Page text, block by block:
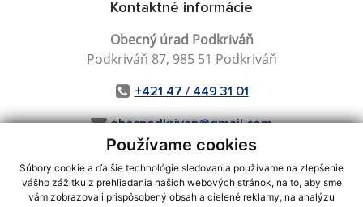
Používame cookies
Súbory cookie a ďalšie technológie sledovania používame na zlepšenie
vášho zážitku z prehliadania našich webových stránok, na to, aby sme
vám zobrazovali prispôsobený obsah a cielené reklamy, na analýzu
Kontaktné informácie
Obecný úrad Podkriváň
Podkriváň 87, 985 51 Podkriváň
+421 47 / 449 31 01
obecpodkrivan@gmail.com
využite možnosť získavania aktuálnych informácií s využitím RSS